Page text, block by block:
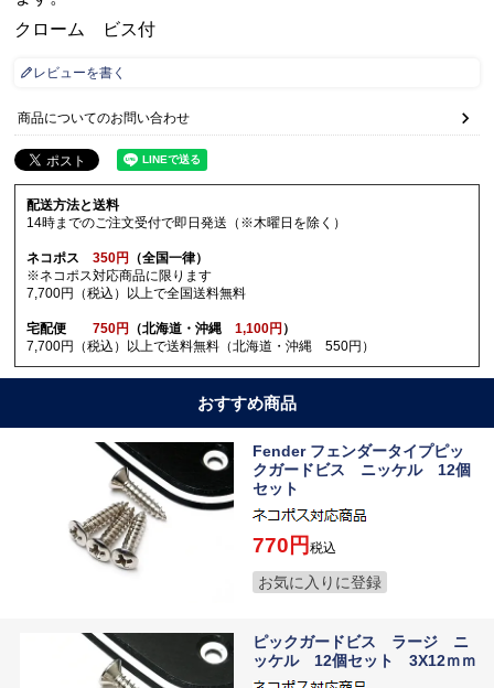
クローム ビス付
レビューを書く
商品についてのお問い合わせ
配送方法と送料
14時までのご注文受付で即日発送（※木曜日を除く）
ネコポス350円
（全国一律）
※ネコポス対応商品に限ります
7,700円（税込）以上で全国送料無料
宅配便750円 （北海道・沖縄1,100円 ）
7,700円（税込）以上で送料無料（北海道・沖縄 550円）
おすすめ商品
Fender フェンダータイプピッ
クガードビス ニッケル 12個
セット
770 税込
お気に入りに登録
ピックガードビス ラージ ニ
ッケル 12個セット 3X12ｍｍ